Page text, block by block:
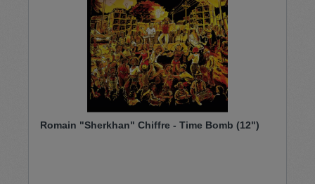
Romain "Sherkhan" Chiffre - Time Bomb (12")